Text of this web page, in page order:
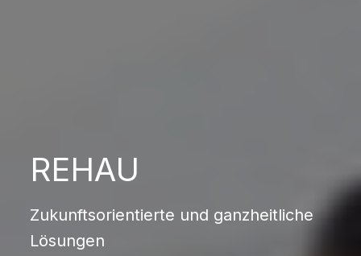
REHAU
Zukunftsorientierte und ganzheitliche
Lösungen